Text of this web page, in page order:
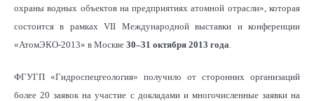
охраны водных объектов на предприятиях атомной отрасли», которая
состоится в рамках VII Международной выставки и конференции
«АтомЭКО-2013» в Москве 30–31 октября 2013 года
ФГУГП «Гидроспецгеология» получило от сторонних организаций
более 20 заявок на участие с докладами и многочисленные заявки на